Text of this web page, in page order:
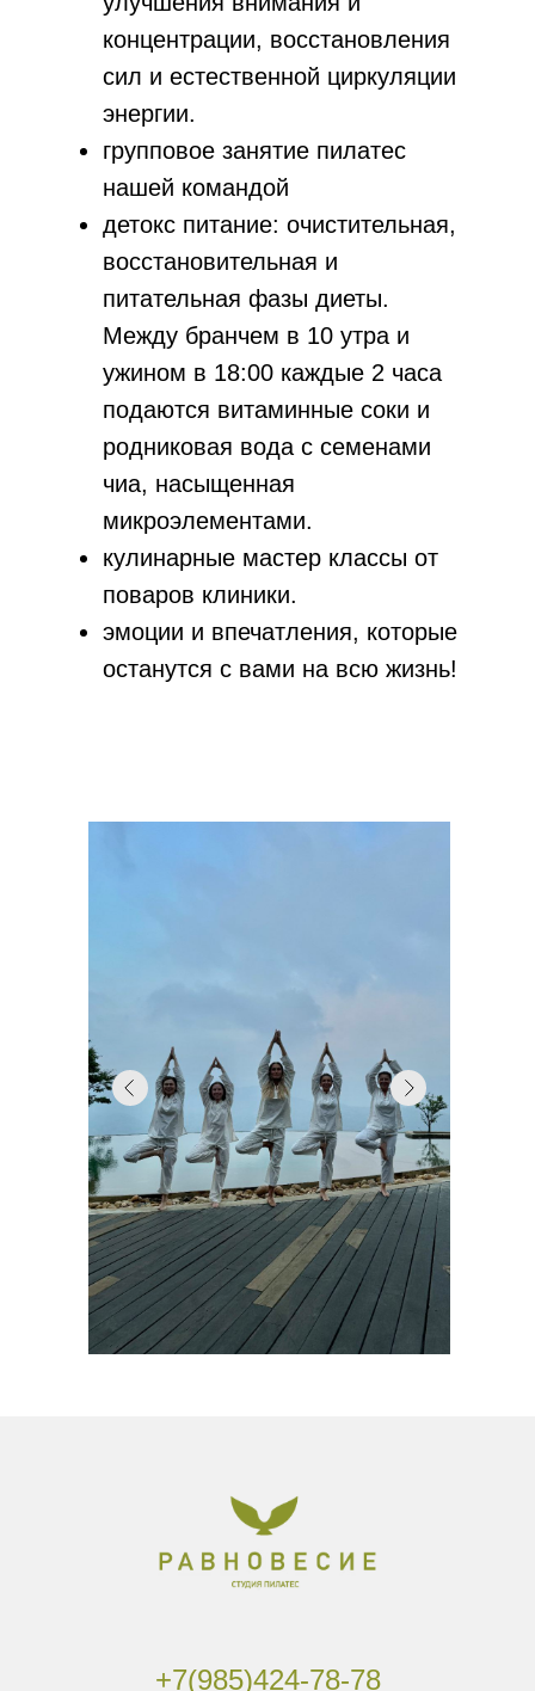
концентрации, восстановления
сил и естественной циркуляции
энергии.
групповое занятие пилатес
нашей командой
детокс питание: очистительная,
восстановительная и
питательная фазы диеты.
Между бранчем в 10 утра и
ужином в 18:00 каждые 2 часа
подаются витаминные соки и
родниковая вода с семенами
чиа, насыщенная
микроэлементами.
кулинарные мастер классы от
поваров клиники.
эмоции и впечатления, которые
останутся с вами на всю жизнь!
+7(985)424-78-78